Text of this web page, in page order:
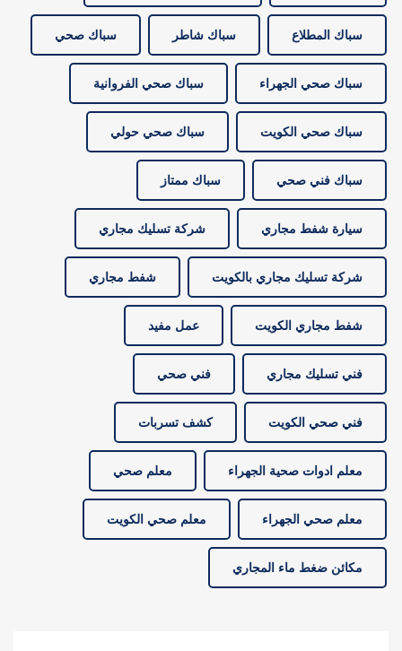
سباك المطلاع سباك شاطر سباك صحي
سباك صحي الجهراء سباك صحي الفروانية
سباك صحي الكويت سباك صحي حولي
سباك فني صحي سباك ممتاز
سيارة شفط مجاري شركة تسليك مجاري
شركة تسليك مجاري بالكويت شفط مجاري
شفط مجاري الكويت عمل مفيد
فني تسليك مجاري فني صحي
فني صحي الكويت كشف تسربات
معلم ادوات صحية الجهراء معلم صحي
معلم صحي الجهراء معلم صحي الكويت
مكائن ضغط ماء المجاري